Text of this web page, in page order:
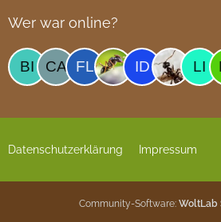
Wer war online?
Datenschutzerklärung Impressum
Community-Software: WoltLab